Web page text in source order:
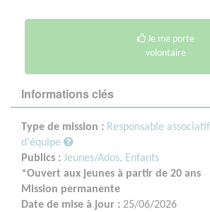
Je me porte
volontaire
Informations clés
Type de mission : Responsable
d'équipe
Publics : Jeunes/Ados, Enfants
*Ouvert aux jeunes à partir de 20 ans
Mission permanente
Date de mise à jour : 25/06/2026